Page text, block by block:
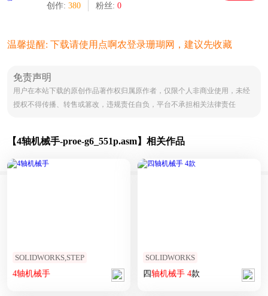
创作: 380 粉丝: 0
温馨提醒: 下载请使用点啊农登录珊瑚网，建议先收藏
免责声明
用户在本站下载的原创作品著作权归属原作者，仅限个人非商业使用，未经
授权不得传播、转售或篡改，违规责任自负，平台不承担相关法律责任
【4轴机械手-proe-g6_551p.asm】相关作品
SOLIDWORKS,STEP
4轴机械手
SOLIDWORKS
四轴机械手 4款